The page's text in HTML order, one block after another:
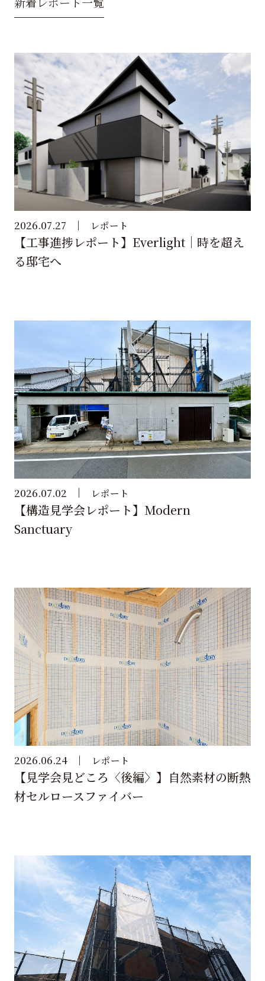
2026.07.27 レポート
【工事進捗レポート】Everlight｜時を超え
る邸宅へ
2026.07.02 レポート
【構造見学会レポート】Modern
Sanctuary
2026.06.24 レポート
【見学会見どころ〈後編〉】自然素材の断熱
材セルロースファイバー